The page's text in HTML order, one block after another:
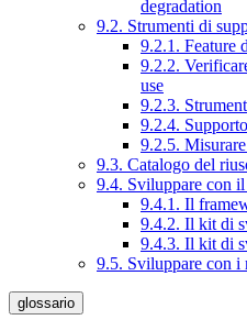
degradation
9.2. Strumenti di
9.2.1. Feature
9.2.2.
use
9.2.3.
9.2.4.
9.2.5.
9.3. Catalogo del
9.4. Sviluppare con
9.4.1. Il
9.4.2. Il kit di
9.4.3. Il kit di
9.5. Sviluppare con i
glossario